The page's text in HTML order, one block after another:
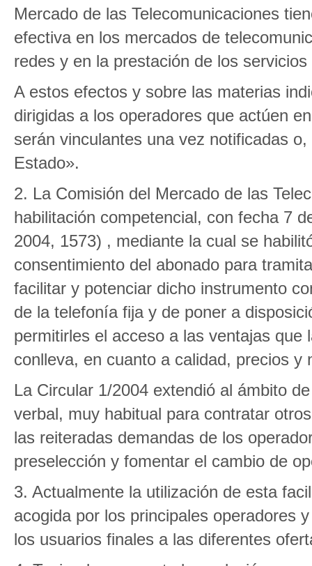
Mercado de las Telecomunicaciones
efectiva en los mercados de
redes y en la prestación de los
A estos efectos y sobre las materias
dirigidas a los operadores que actúen
serán vinculantes una vez notificadas
Estado».
2. La Comisión del Mercado de las
habilitación competencial, con fecha 7
2004, 1573) , mediante la cual se
consentimiento del abonado para
facilitar y potenciar dicho instrumento
de la telefonía fija y de poner a
permitirles el acceso a las ventajas
conlleva, en cuanto a calidad, precios y
La Circular 1/2004 extendió al ámbito
verbal, muy habitual para contratar
las reiteradas demandas de los
preselección y fomentar el cambio de
3. Actualmente la utilización de esta
acogida por los principales operadores
los usuarios finales a las diferentes